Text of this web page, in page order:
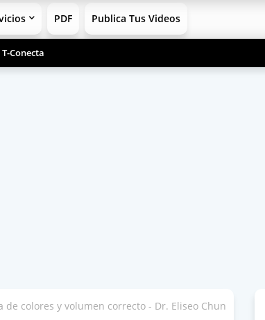
PDF Publica Tus Videos
T-Conecta
de colores y volumen correcto - Dr. Eliseo Chun